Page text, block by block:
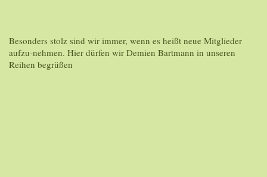
Besonders stolz sind wir immer, wenn es heißt neue Mitglieder
aufzu-nehmen. Hier dürfen wir Demien Bartmann in unseren
Reihen begrüßen